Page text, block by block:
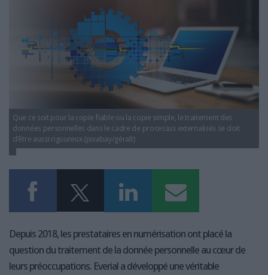
LES BASES DE DONNÉES
L'ESPACE EMPLOI
L'AGENDA
L'ANNUAIRE DES ACTEURS
LES LIVRES BLANCS
NOS OFFRES D'ABONNEMENTS
Que ce soit pour la copie fiable ou la copie simple, le traitement des
données personnelles dans le cadre de processus externalisés se doit
d’être aussi rigoureux (pixabay/géralt)
Depuis 2018, les prestataires en numérisation ont placé la
question du traitement de la donnée personnelle au cœur de
leurs préoccupations. Everial a développé une véritable